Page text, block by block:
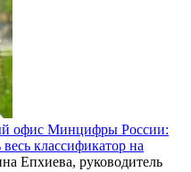
офис Минцифры России:
классификатор на
Епхиева, руководитель